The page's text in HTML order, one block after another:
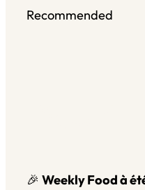
Recommended
🎉 Weekly Food à